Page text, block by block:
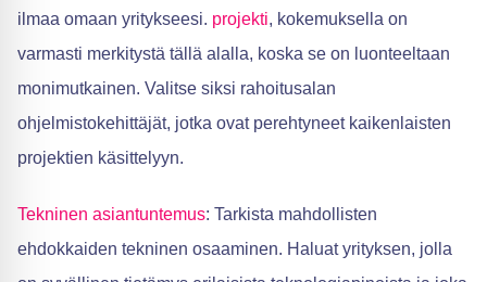
ilmaa omaan yritykseesi. projekti, kokemuksella on
varmasti merkitystä tällä alalla, koska se on luonteeltaan
monimutkainen. Valitse siksi rahoitusalan
ohjelmistokehittäjät, jotka ovat perehtyneet kaikenlaisten
projektien käsittelyyn.
Tekninen asiantuntemus: Tarkista mahdollisten
ehdokkaiden tekninen osaaminen. Haluat yrityksen, jolla